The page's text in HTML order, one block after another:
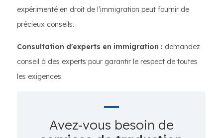
expérimenté en droit de l'immigration peut fournir de
précieux conseils.
Consultation d'experts en immigration : demandez
conseil à des experts pour garantir le respect de toutes
les exigences.
Avez-vous besoin de